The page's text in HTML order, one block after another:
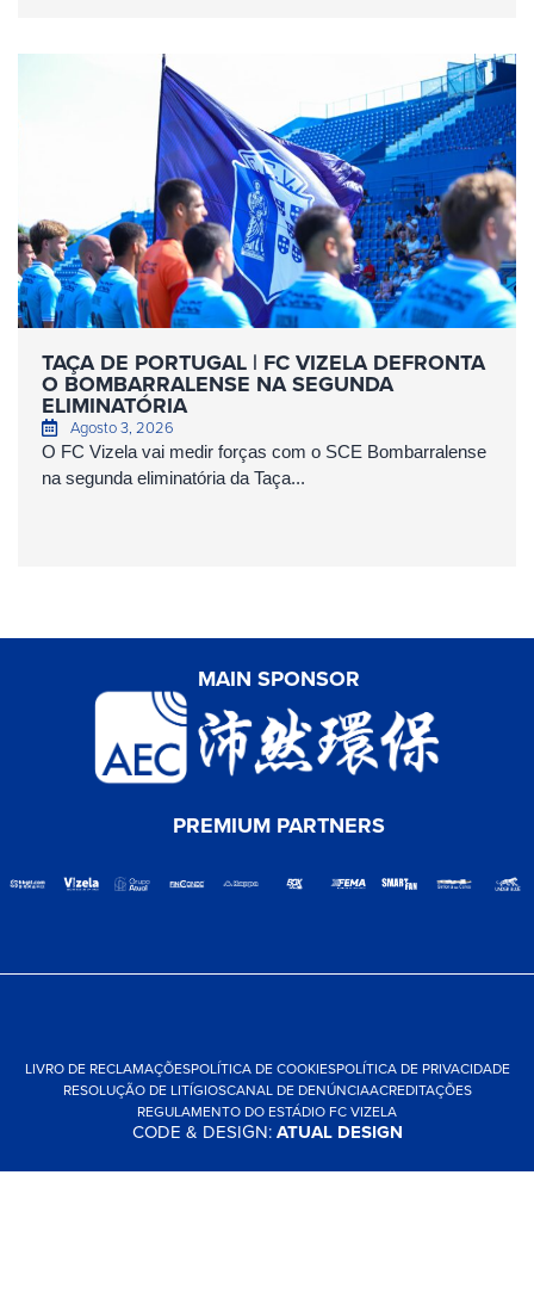
TAÇA DE PORTUGAL | FC VIZELA DEFRONTA
O BOMBARRALENSE NA SEGUNDA
ELIMINATÓRIA
Agosto 3, 2026
O FC Vizela vai medir forças com o SCE Bombarralense
na segunda eliminatória da Taça...
MAIN SPONSOR
PREMIUM PARTNERS
LIVRO DE RECLAMAÇÕESPOLÍTICA DE COOKIESPOLÍTICA DE PRIVACIDADE
RESOLUÇÃO DE LITÍGIOSCANAL DE DENÚNCIAACREDITAÇÕES
REGULAMENTO DO ESTÁDIO FC VIZELA
CODE & DESIGN:ATUAL DESIGN